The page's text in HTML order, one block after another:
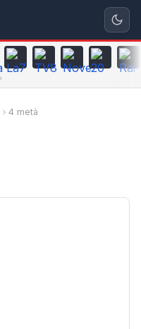
4 metà